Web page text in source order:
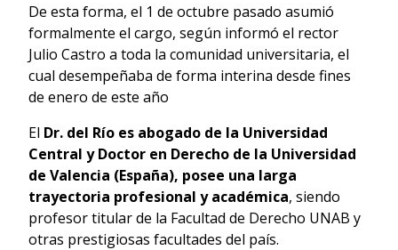
De esta forma, el 1 de octubre pasado asumió
formalmente el cargo, según informó el rector
Julio Castro a toda la comunidad universitaria, el
cual desempeñaba de forma interina desde fines
de enero de este año
El Dr. del Río es abogado de la Universidad
Central y Doctor en Derecho de la Universidad
de Valencia (España), posee una larga
trayectoria profesional y académica, siendo
profesor titular de la Facultad de Derecho UNAB y
otras prestigiosas facultades del país.